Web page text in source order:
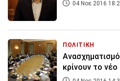
04 Νοε 2016
ΠΟΛΙΤΙΚΗ
κρίνουν το